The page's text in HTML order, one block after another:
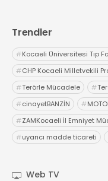
Trendler
#Kocaeli Üniversitesi Tıp
#CHP Kocaeli Milletvekili
#Terörle Mücadele #
#cinayetBANZİN #
#ZAMKocaeli İl Emniyet
#uyarıcı madde ticareti
Web TV